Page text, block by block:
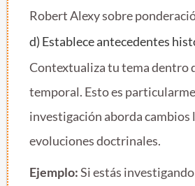
Robert Alexy sobre
d) Establece antecedentes
Contextualiza tu tema dentro
temporal. Esto es
investigación aborda cambios
evoluciones doctrinales.
Ejemplo:Si estás